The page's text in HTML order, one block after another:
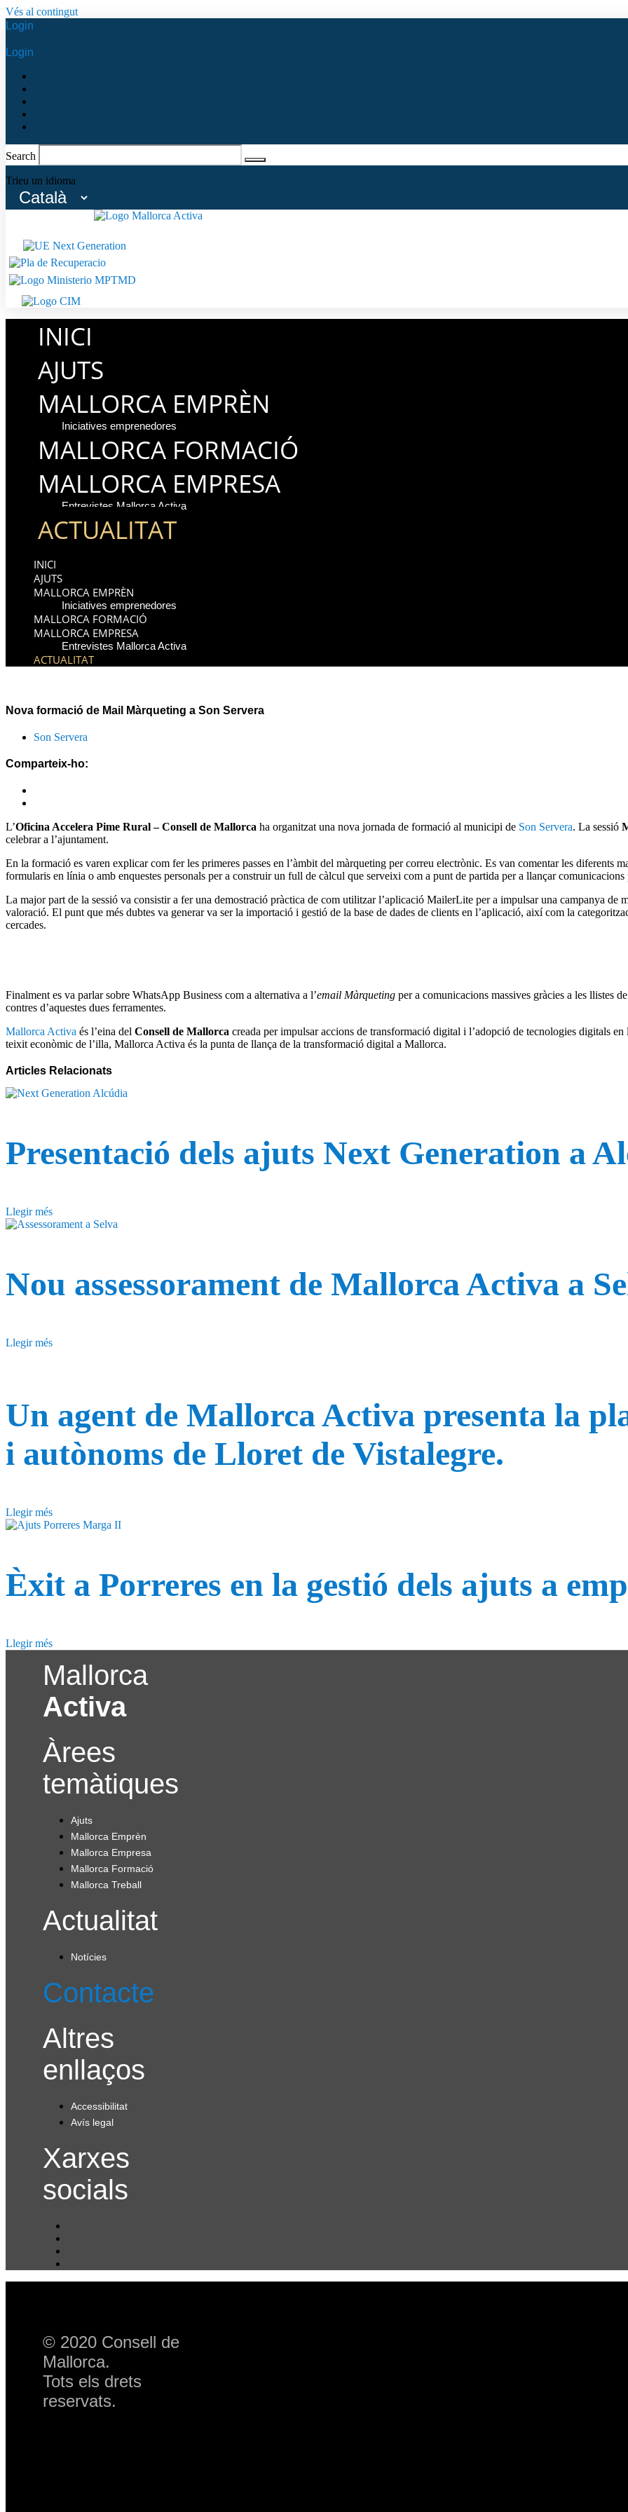
Vés al contingut
Login
Login
Search
Trieu un idioma
INICI
AJUTS
MALLORCA EMPRÈN
Iniciatives emprenedores
MALLORCA FORMACIÓ
MALLORCA EMPRESA
Entrevistes Mallorca Activa
ACTUALITAT
INICI
AJUTS
MALLORCA EMPRÈN
Iniciatives emprenedores
MALLORCA FORMACIÓ
MALLORCA EMPRESA
Entrevistes Mallorca Activa
ACTUALITAT
Nova formació de Mail Màrqueting a Son Servera
Son Servera
Comparteix-ho:
L’Oficina Accelera Pime Rural – Consell de Mallorca ha organitzat una nova jornada de formació al municipi de Son Servera. La sessió
celebrar a l’ajuntament.
En la formació es varen explicar com fer les primeres passes en l’àmbit del màrqueting per correu electrònic. Es van comentar les diferents
formularis en línia o amb enquestes personals per a construir un full de càlcul que serveixi com a punt de partida per a llançar
La major part de la sessió va consistir a fer una demostració pràctica de com utilitzar l’aplicació MailerLite per a impulsar una campanya de
valoració. El punt que més dubtes va generar va ser la importació i gestió de la base de dades de clients en l’aplicació, així com la
cercades.
Finalment es va parlar sobre WhatsApp Business com a alternativa a l’email Màrqueting per a comunicacions massives gràcies a les llistes
contres d’aquestes dues ferramentes.
Mallorca Activa és l’eina del Consell de Mallorca creada per impulsar accions de transformació digital i l’adopció de tecnologies digitals en
teixit econòmic de l’illa, Mallorca Activa és la punta de llança de la transformació digital a Mallorca.
Articles Relacionats
Presentació dels ajuts Next Generation a
Llegir més
Nou assessorament de Mallorca Activa a
Llegir més
Un agent de Mallorca Activa presenta la
i autònoms de Lloret de Vistalegre.
Llegir més
Èxit a Porreres en la gestió dels ajuts a
Llegir més
Mallorca
Activa
Àrees
temàtiques
Ajuts
Mallorca Emprèn
Mallorca Empresa
Mallorca Formació
Mallorca Treball
Actualitat
Notícies
Contacte
Altres
enllaços
Accessibilitat
Avís legal
Xarxes
socials
© 2020 Consell de
Mallorca.
Tots els drets
reservats.